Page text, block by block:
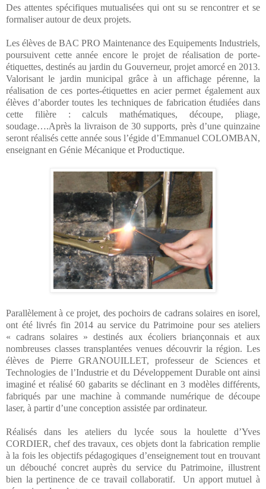
Des attentes spécifiques mutualisées qui ont su se rencontrer et se
formaliser autour de deux projets.
Les élèves de BAC PRO Maintenance des Equipements Industriels,
poursuivent cette année encore le projet de réalisation de porte-
étiquettes, destinés au jardin du Gouverneur, projet amorcé en 2013.
Valorisant le jardin municipal grâce à un affichage pérenne, la
réalisation de ces portes-étiquettes en acier permet également aux
élèves d’aborder toutes les techniques de fabrication étudiées dans
cette filière : calculs mathématiques, découpe, pliage,
soudage….Après la livraison de 30 supports, près d’une quinzaine
seront réalisés cette année sous l’égide d’Emmanuel COLOMBAN,
enseignant en Génie Mécanique et Productique.
Parallèlement à ce projet, des pochoirs de cadrans solaires en isorel,
ont été livrés fin 2014 au service du Patrimoine pour ses ateliers
« cadrans solaires » destinés aux écoliers briançonnais et aux
nombreuses classes transplantées venues découvrir la région. Les
élèves de Pierre GRANOUILLET, professeur de Sciences et
Technologies de l’Industrie et du Développement Durable ont ainsi
imaginé et réalisé 60 gabarits se déclinant en 3 modèles différents,
fabriqués par une machine à commande numérique de découpe
laser, à partir d’une conception assistée par ordinateur.
Réalisés dans les ateliers du lycée sous la houlette d’Yves
CORDIER, chef des travaux, ces objets dont la fabrication remplie
à la fois les objectifs pédagogiques d’enseignement tout en trouvant
un débouché concret auprès du service du Patrimoine, illustrent
bien la pertinence de ce travail collaboratif.
Un apport mutuel à